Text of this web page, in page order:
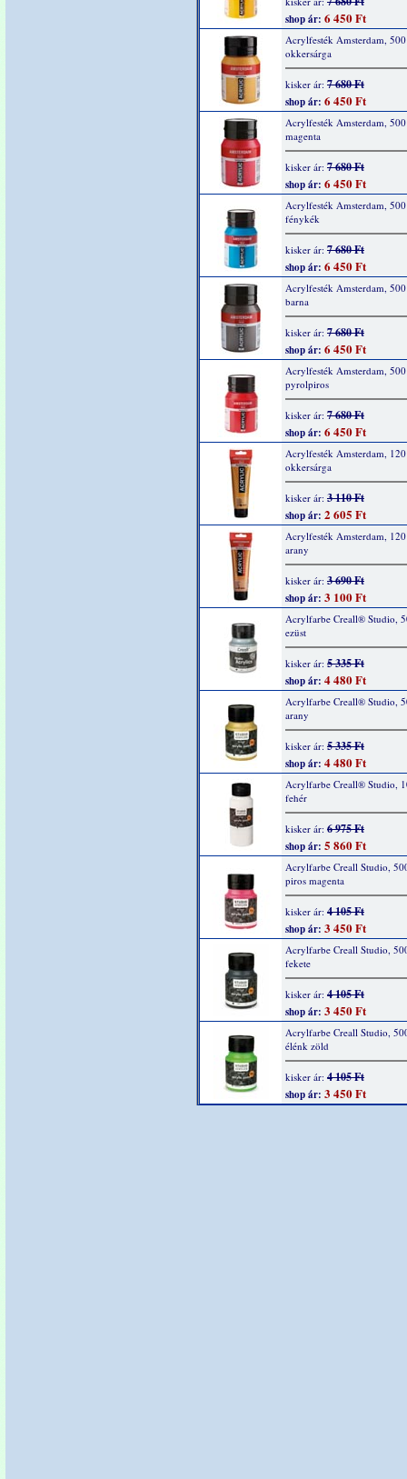
shop ár: 6 450 Ft
Acrylfesték Amsterdam,
okkersárga
kisker ár: 7 680 Ft
shop ár: 6 450 Ft
Acrylfesték Amsterdam,
magenta
kisker ár: 7 680 Ft
shop ár: 6 450 Ft
Acrylfesték Amsterdam,
fénykék
kisker ár: 7 680 Ft
shop ár: 6 450 Ft
Acrylfesték Amsterdam,
barna
kisker ár: 7 680 Ft
shop ár: 6 450 Ft
Acrylfesték Amsterdam,
pyrolpiros
kisker ár: 7 680 Ft
shop ár: 6 450 Ft
Acrylfesték Amsterdam,
okkersárga
kisker ár: 3 110 Ft
shop ár: 2 605 Ft
Acrylfesték Amsterdam,
arany
kisker ár: 3 690 Ft
shop ár: 3 100 Ft
Acrylfarbe Creall® Studio,
ezüst
kisker ár: 5 335 Ft
shop ár: 4 480 Ft
Acrylfarbe Creall® Studio,
arany
kisker ár: 5 335 Ft
shop ár: 4 480 Ft
Acrylfarbe Creall® Studio,
fehér
kisker ár: 6 975 Ft
shop ár: 5 860 Ft
Acrylfarbe Creall Studio,
piros magenta
kisker ár: 4 105 Ft
shop ár: 3 450 Ft
Acrylfarbe Creall Studio,
fekete
kisker ár: 4 105 Ft
shop ár: 3 450 Ft
Acrylfarbe Creall Studio,
élénk zöld
kisker ár: 4 105 Ft
shop ár: 3 450 Ft